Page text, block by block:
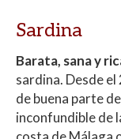
Sardina
Barata, sana y
sardina. Desde el
de buena parte
inconfundible de